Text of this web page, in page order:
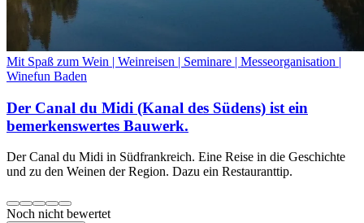
Mit Spaß zum Wein | Weinreisen | Seminare | Messeorganisation |
Winefun Baden
Der Canal du Midi (Kanal des Südens) ist ein
bemerkenswertes Bauwerk.
Der Canal du Midi in Südfrankreich. Eine Reise in die Geschichte
und zu den Weinen der Region. Dazu ein Restauranttip.
Noch nicht bewertet